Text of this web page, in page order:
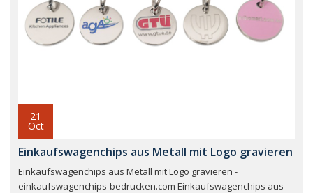
21
Oct
Einkaufswagenchips aus Metall mit Logo gravieren
Einkaufswagenchips aus Metall mit Logo gravieren -
einkaufswagenchips-bedrucken.com Einkaufswagenchips aus